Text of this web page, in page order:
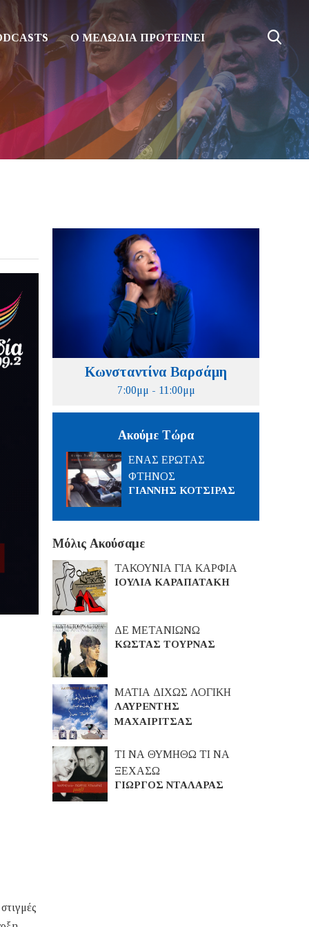
Ο ΜΕΛΩΔΙΑ ΠΡΟΤΕΙΝΕΙ
Κωνσταντίνα Βαρσάμη
7:00μμ - 11:00μμ
Ακούμε Τώρα
ΕΝΑΣ ΕΡΩΤΑΣ
ΦΤΗΝΟΣ
ΓΙΑΝΝΗΣ ΚΟΤΣΙΡΑΣ
Μόλις Ακούσαμε
ΤΑΚΟΥΝΙΑ ΓΙΑ ΚΑΡΦΙΑ
ΙΟΥΛΙΑ ΚΑΡΑΠΑΤΑΚΗ
ΔΕ ΜΕΤΑΝΙΩΝΩ
ΚΩΣΤΑΣ ΤΟΥΡΝΑΣ
ΜΑΤΙΑ ΔΙΧΩΣ ΛΟΓΙΚΗ
ΛΑΥΡΕΝΤΗΣ
ΜΑΧΑΙΡΙΤΣΑΣ
ΤΙ ΝΑ ΘΥΜΗΘΩ ΤΙ ΝΑ
ΞΕΧΑΣΩ
ΓΙΩΡΓΟΣ ΝΤΑΛΑΡΑΣ